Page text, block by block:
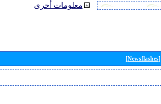
معلومات أخرى
[Newsflashes]